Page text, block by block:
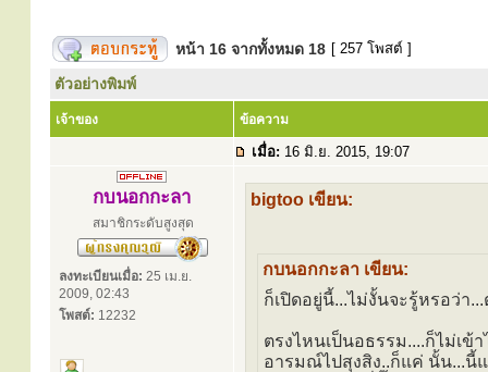
หน้า 16 จากทั้งหมด 18 [ 257 โพสต์ ]
ตัวอย่างพิมพ์
เจ้าของ ข้อความ
เมื่อ: 16 มิ.ย. 2015, 19:07
กบนอกกะลา
สมาชิกระดับสูงสุด
ลงทะเบียนเมื่อ: 25 เม.ย.
2009, 02:43
โพสต์: 12232
bigtoo เขียน:
กบนอกกะลา เขียน:
ก็เปิดอยู่นี้...ไม่งั้นจะรู้หรอว่า
ตรงไหนเป็นอธรรม....ก็ไม่เข้
อารมณ์ไปสุงสิง..ก็แค่ นั้น...นี้